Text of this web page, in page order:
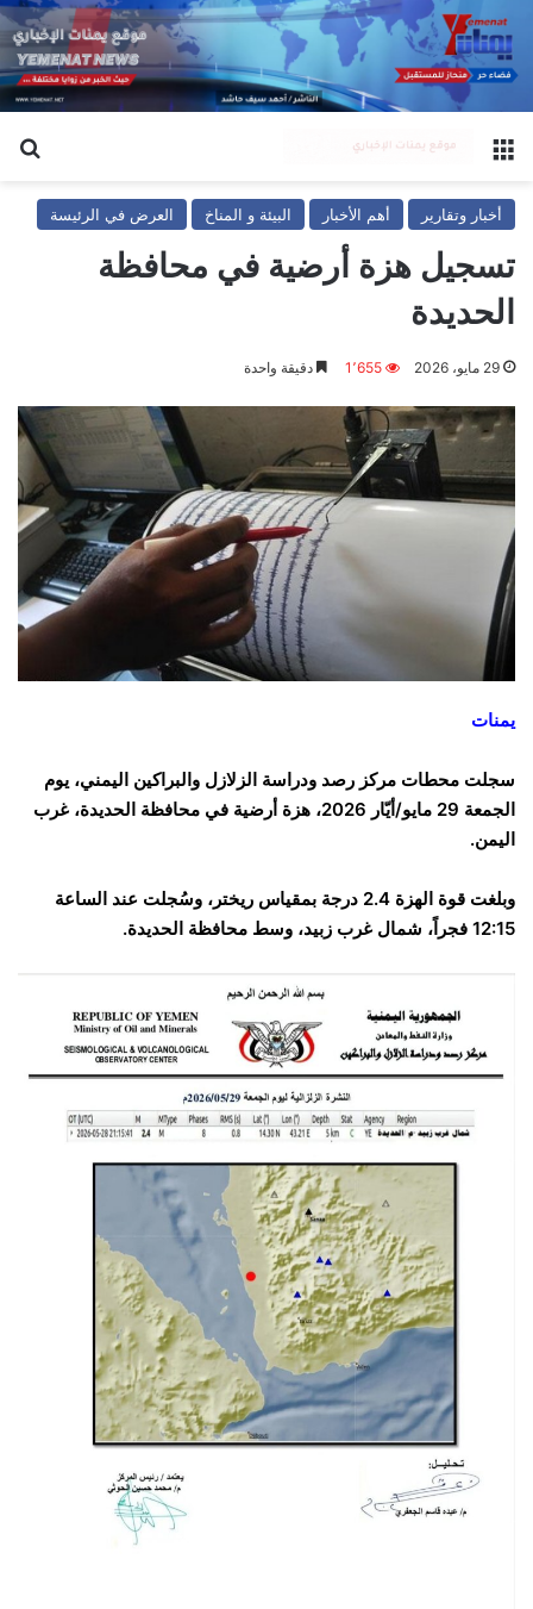
القائمة
أخبار وتقارير أهم الأخبار البيئة و المناخ العرض في الرئيسة
تسجيل هزة أرضية في محافظة
الحديدة
29 مايو، 2026 1٬655 دقيقة واحدة
يمنات
سجلت محطات مركز رصد ودراسة الزلازل والبراكين اليمني، يوم
الجمعة 29 مايو/أيّار 2026، هزة أرضية في محافظة الحديدة، غرب
اليمن.
وبلغت قوة الهزة 2.4 درجة بمقياس ريختر، وسُجلت عند الساعة
12:15 فجراً، شمال غرب زبيد، وسط محافظة الحديدة.